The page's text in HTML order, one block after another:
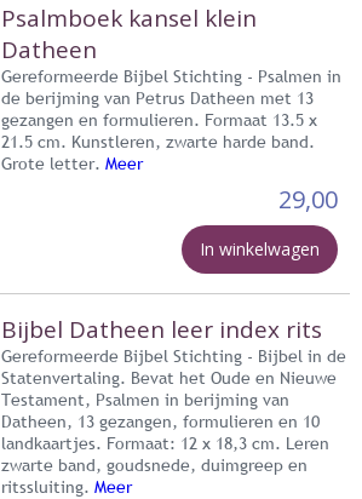
Psalmboek kansel klein
Datheen
Gereformeerde Bijbel Stichting - Psalmen in
de berijming van Petrus Datheen met 13
gezangen en formulieren. Formaat 13.5 x
21.5 cm. Kunstleren, zwarte harde band.
Grote letter. Meer
29,00
In winkelwagen
Bijbel Datheen leer index rits
Gereformeerde Bijbel Stichting - Bijbel in de
Statenvertaling. Bevat het Oude en Nieuwe
Testament, Psalmen in berijming van
Datheen, 13 gezangen, formulieren en 10
landkaartjes. Formaat: 12 x 18,3 cm. Leren
zwarte band, goudsnede, duimgreep en
ritssluiting. Meer